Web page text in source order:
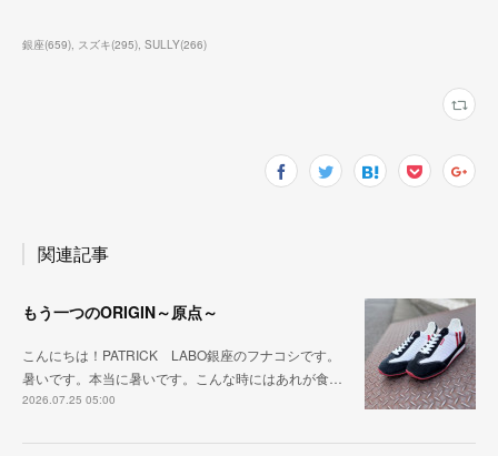
銀座(659) スズキ(295) SULLY(266)
関連記事
もう一つのORIGIN～原点～
こんにちは！PATRICK LABO銀座のフナコシです。
暑いです。本当に暑いです。こんな時にはあれが食…
2026.07.25 05:00